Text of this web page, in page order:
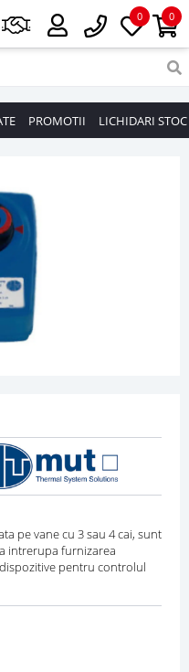
0
0
PROMOTII LICHIDARI STOC
pe vane cu 3 sau 4 cai, sunt
intrerupa furnizarea
pentru controlul